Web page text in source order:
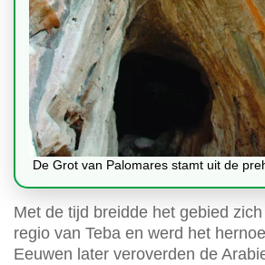
De Grot van Palomares stamt uit de
Met de tijd breidde het gebied
regio van Teba en werd het
Eeuwen later veroverden de